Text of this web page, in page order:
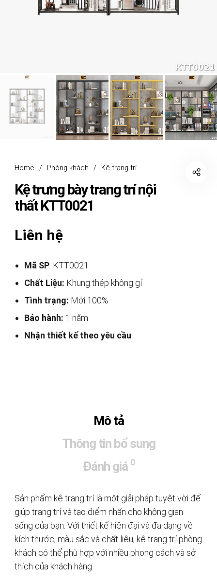
Home / Phòng khách / Kệ trang trí
Kệ trưng bày trang trí nội
thất KTT0021
Liên hệ
Mã SP: KTT0021
Chất Liệu: Khung thép không gỉ
Tình trạng: Mới 100%
Bảo hành: 1 năm
Nhận thiết kế theo yêu cầu
Mô tả
Thông tin bổ sung
Đánh giá 0
Sản phẩm kệ trang trí là một giải pháp tuyệt vời để
giúp trang trí và tạo điểm nhấn cho không gian
sống của bạn. Với thiết kế hiện đại và đa dạng về
kích thước, màu sắc và chất liệu, kệ trang trí phòng
khách có thể phù hợp với nhiều phong cách và sở
thích của khách hàng.